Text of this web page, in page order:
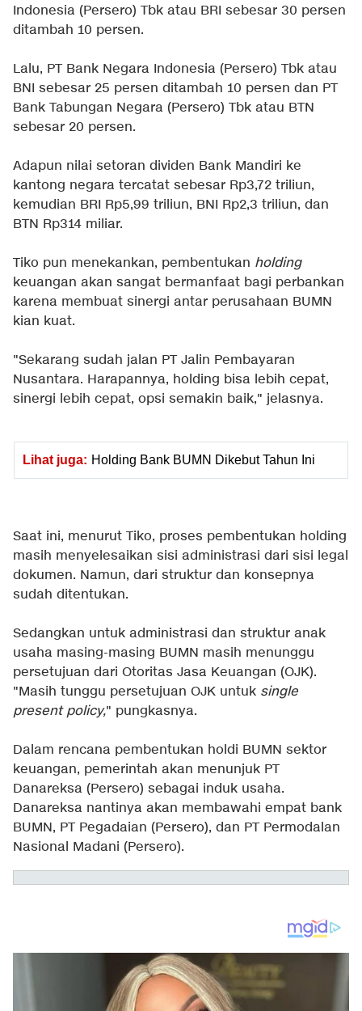
Indonesia (Persero) Tbk atau BRI sebesar 30 persen
ditambah 10 persen.
Lalu, PT Bank Negara Indonesia (Persero) Tbk atau
BNI sebesar 25 persen ditambah 10 persen dan PT
Bank Tabungan Negara (Persero) Tbk atau BTN
sebesar 20 persen.
Adapun nilai setoran dividen Bank Mandiri ke
kantong negara tercatat sebesar Rp3,72 triliun,
kemudian BRI Rp5,99 triliun, BNI Rp2,3 triliun, dan
BTN Rp314 miliar.
Tiko pun menekankan, pembentukan holding
keuangan akan sangat bermanfaat bagi perbankan
karena membuat sinergi antar perusahaan BUMN
kian kuat.
"Sekarang sudah jalan PT Jalin Pembayaran
Nusantara. Harapannya, holding bisa lebih cepat,
sinergi lebih cepat, opsi semakin baik," jelasnya.
Lihat juga: Holding Bank BUMN Dikebut Tahun Ini
Saat ini, menurut Tiko, proses pembentukan holding
masih menyelesaikan sisi administrasi dari sisi legal
dokumen. Namun, dari struktur dan konsepnya
sudah ditentukan.
Sedangkan untuk administrasi dan struktur anak
usaha masing-masing BUMN masih menunggu
persetujuan dari Otoritas Jasa Keuangan (OJK).
"Masih tunggu persetujuan OJK untuk single
present policy," pungkasnya.
Dalam rencana pembentukan holdi BUMN sektor
keuangan, pemerintah akan menunjuk PT
Danareksa (Persero) sebagai induk usaha.
Danareksa nantinya akan membawahi empat bank
BUMN, PT Pegadaian (Persero), dan PT Permodalan
Nasional Madani (Persero).